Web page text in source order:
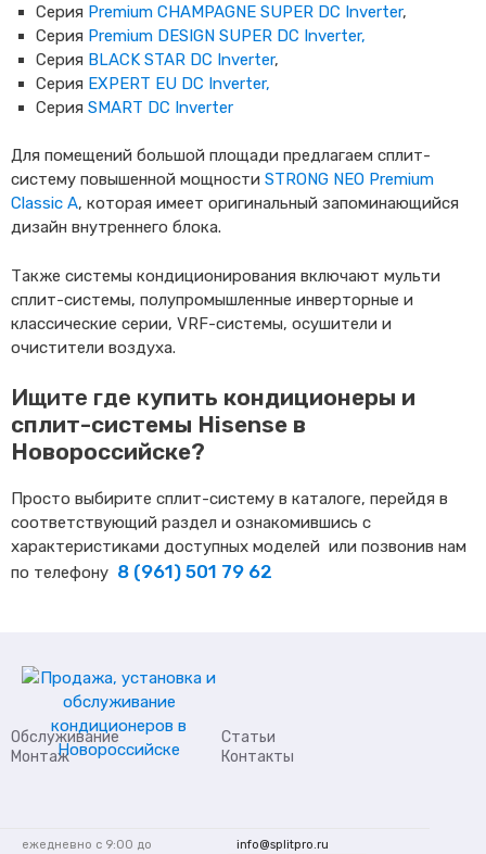
Серия Premium CHAMPAGNE SUPER DC Inverter,
Серия Premium DESIGN SUPER DC Inverter,
Серия BLACK STAR DC Inverter,
Серия EXPERT EU DC Inverter,
Серия SMART DC Inverter
Для помещений большой площади предлагаем сплит-
систему повышенной мощности STRONG NEO Premium
Classic A, которая имеет оригинальный запоминающийся
дизайн внутреннего блока.
Также системы кондиционирования включают мульти
сплит-системы, полупромышленные инверторные и
классические серии, VRF-системы, осушители и
очистители воздуха.
Ищите где купить кондиционеры и
сплит-системы Hisense в
Новороссийске?
Просто выбирите сплит-систему в каталоге, перейдя в
соответствующий раздел и ознакомившись с
характеристиками доступных моделей или позвонив нам
по телефону 8 (961) 501 79 62
Обслуживание
Монтаж
Статьи
Контакты
info@splitpro.ru
ежедневно с 9:00 до